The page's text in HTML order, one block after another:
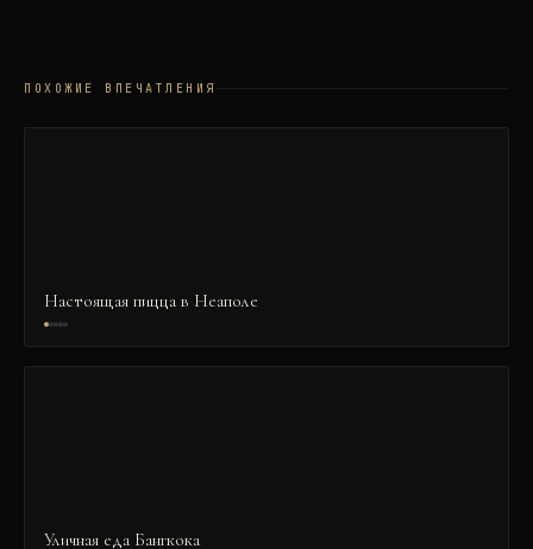
ПОХОЖИЕ ВПЕЧАТЛЕНИЯ
Настоящая пицца в Неаполе
Уличная еда Бангкока